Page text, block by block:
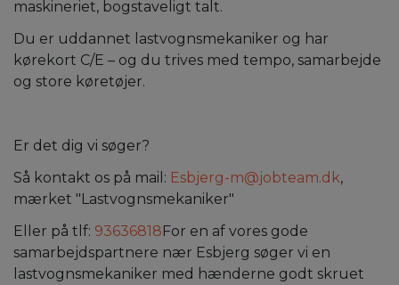
maskineriet, bogstaveligt talt.
Du er uddannet lastvognsmekaniker og har
kørekort C/E – og du trives med tempo, samarbejde
og store køretøjer.
Er det dig vi søger?
Så kontakt os på mail: Esbjerg-m@jobteam.dk,
mærket "Lastvognsmekaniker"
Eller på tlf: 93636818For en af vores gode
samarbejdspartnere nær Esbjerg søger vi en
lastvognsmekaniker med hænderne godt skruet